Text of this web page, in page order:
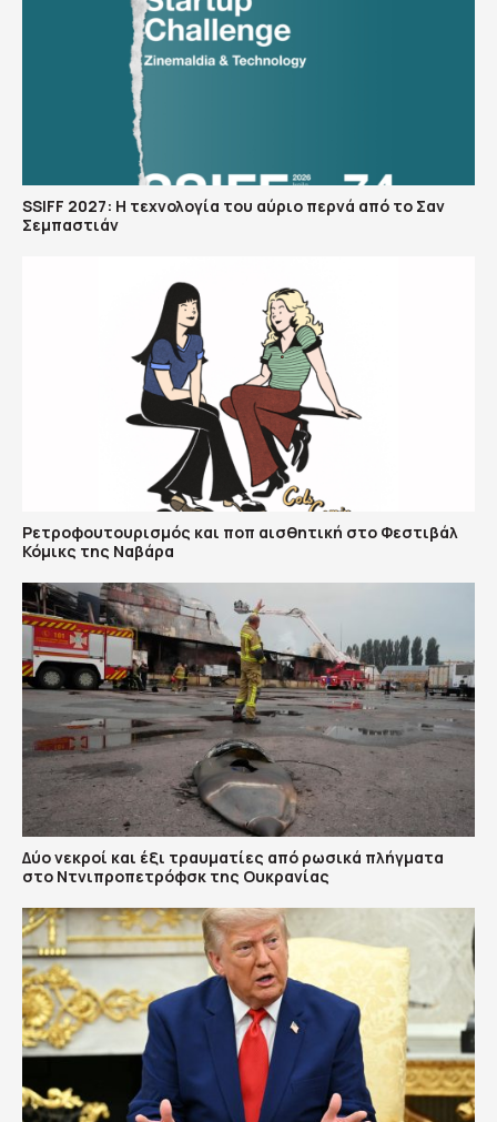
SSIFF 2027: Η τεχνολογία του αύριο περνά από το Σαν
Σεμπαστιάν
Ρετροφουτουρισμός και ποπ αισθητική στο Φεστιβάλ
Κόμικς της Ναβάρα
Δύο νεκροί και έξι τραυματίες από ρωσικά πλήγματα
στο Ντνιπροπετρόφσκ της Ουκρανίας